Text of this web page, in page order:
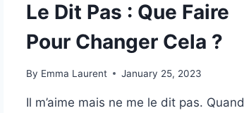
Le Dit Pas : Que Faire
Pour Changer Cela ?
By Emma Laurent January 25, 2023
Il m’aime mais ne me le dit pas. Quand